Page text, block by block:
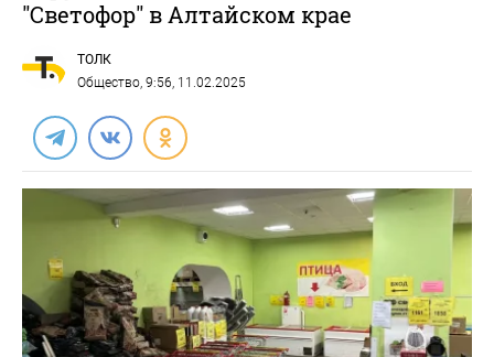
"Светофор" в Алтайском крае
ТОЛК
Общество, 9:56, 11.02.2025